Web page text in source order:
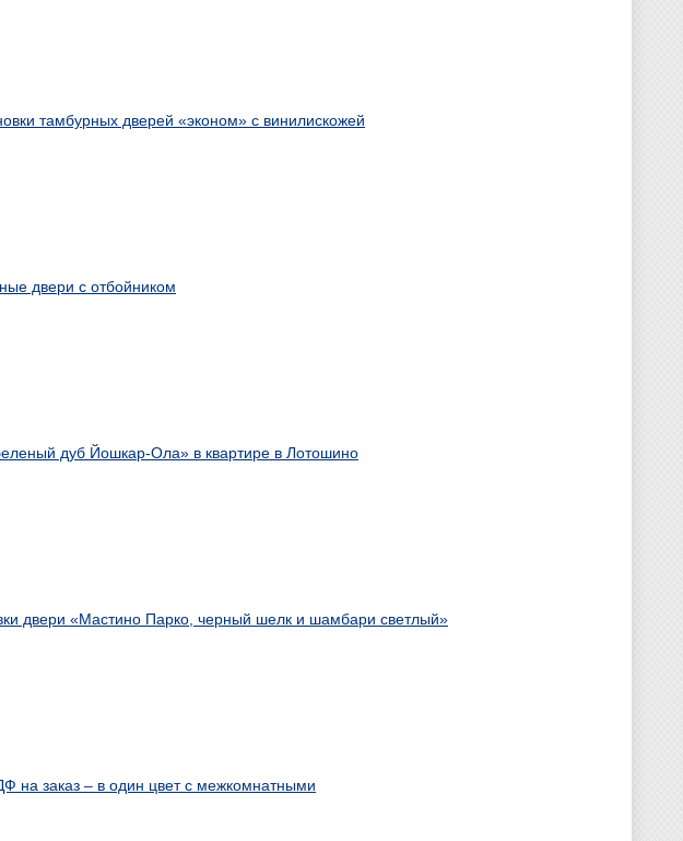
тамбурных дверей «эконом» с винилискожей
двери с отбойником
дуб Йошкар-Ола» в квартире в Лотошино
двери «Мастино Парко, черный шелк и шамбари светлый»
на заказ – в один цвет с межкомнатными